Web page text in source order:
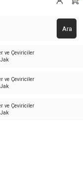
Ara
ve Çeviriciler
ve Çeviriciler
ve Çeviriciler